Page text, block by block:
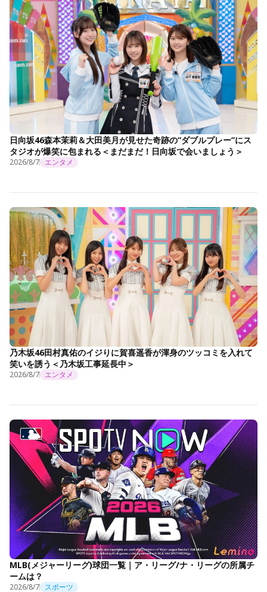
日向坂46森本茉莉＆大田美月が見せた奇跡の“ダブルプレー”にス
タジオが爆笑に包まれる＜まだまだ！日向坂で会いましょう＞
2026/8/7 エンタメ
乃木坂46田村真佑のイジりに賀喜遥香が渾身のツッコミを入れて
笑いを誘う＜乃木坂工事延長中＞
2026/8/7 エンタメ
MLB(メジャーリーグ)球団一覧｜ア・リーグ/ナ・リーグの所属チ
ームは？
2026/8/7 スポーツ